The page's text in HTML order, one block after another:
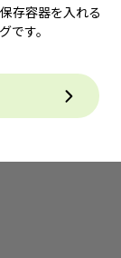
存容器を入れる
です。